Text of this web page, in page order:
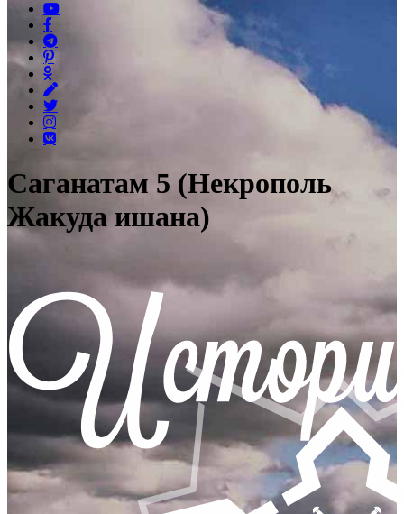
Саганатам 5 (Некрополь
Жакуда ишана)